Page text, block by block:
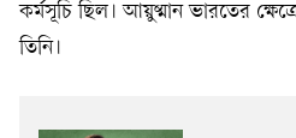
কর্মসূচি ছিল। আয়ুষ্মান ভারতের
তিনি।